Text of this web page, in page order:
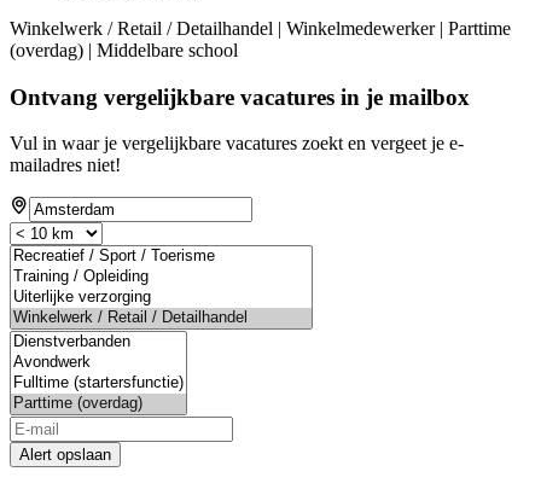
Winkelwerk / Retail / Detailhandel | Winkelmedewerker | Parttime
(overdag) | Middelbare school
Ontvang vergelijkbare vacatures in je mailbox
Vul in waar je vergelijkbare vacatures zoekt en vergeet je e-
mailadres niet!
Alert opslaan